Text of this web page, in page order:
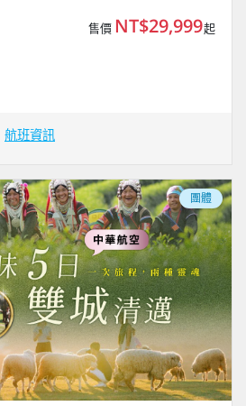
售價 NT$29,999起
航班資訊
團體